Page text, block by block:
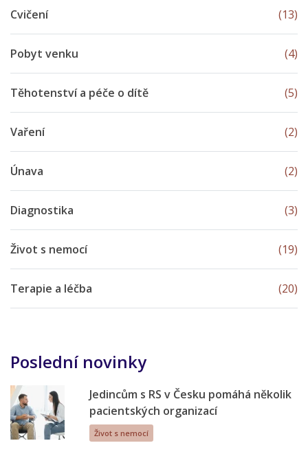
Cvičení (13)
Pobyt venku (4)
Těhotenství a péče o dítě (5)
Vaření (2)
Únava (2)
Diagnostika (3)
Život s nemocí (19)
Terapie a léčba (20)
Poslední novinky
Jedincům s RS v Česku pomáhá několik
pacientských organizací
Život s nemocí